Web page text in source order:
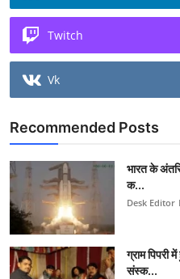
Twitch
Vk
Recommended Posts
भारत के
क...
Desk Editor
ग्राम
संस्क...